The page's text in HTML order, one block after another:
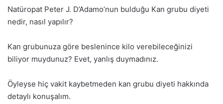
Natüropat Peter J. D’Adamo’nun bulduğu Kan grubu diyeti
nedir, nasıl yapılır?
Kan grubunuza göre beslenince kilo verebileceğinizi
biliyor muydunuz? Evet, yanlış duymadınız.
Öyleyse hiç vakit kaybetmeden kan grubu diyeti hakkında
detaylı konuşalım.